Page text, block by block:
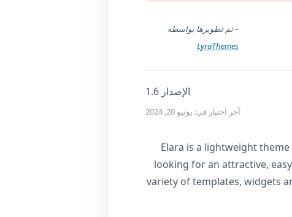
– تم تطويرها بواسطة
LyraThemes
الإصدار 1.6
آخر اختبار في: يونيو 20, 2024
Elara is a lightweight
looking for an attractive,
variety of templates, widgets